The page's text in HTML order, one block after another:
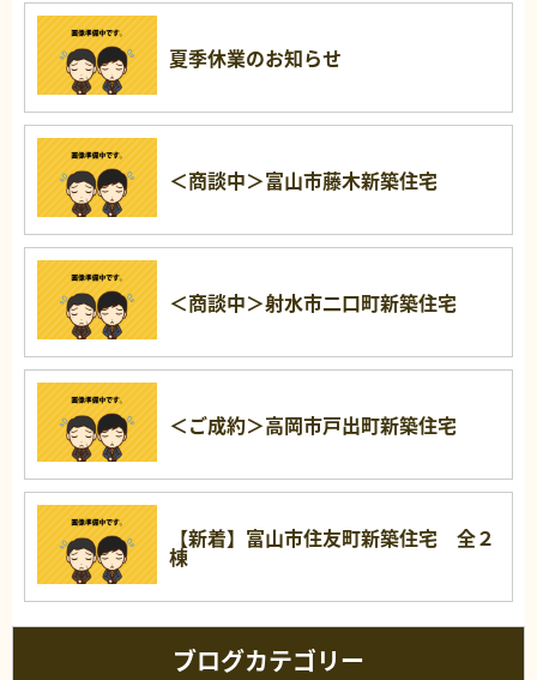
夏季休業のお知らせ
＜商談中＞富山市藤木新築住宅
＜商談中＞射水市二口町新築住宅
＜ご成約＞高岡市戸出町新築住宅
【新着】富山市住友町新築住宅 全２
棟
ブログカテゴリー